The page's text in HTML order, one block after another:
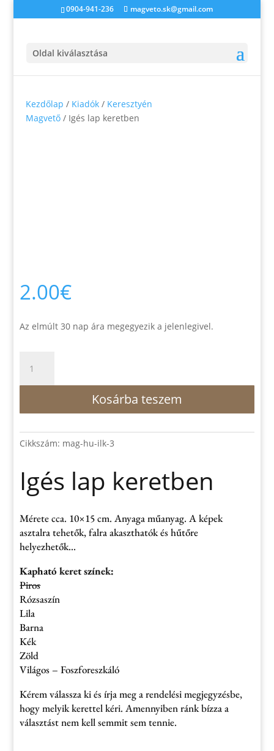
0904-941-236 magveto.sk@gmail.com
Oldal kiválasztása
Kezdőlap / Kiadók / Keresztyén
Magvető / Igés lap keretben
2.00€
Az elmúlt 30 nap ára megegyezik a jelenlegivel.
lap
keretben
Kosárba teszem
Cikkszám: mag-hu-ilk-3
Igés lap keretben
Mérete cca. 10×15 cm. Anyaga műanyag. A képek
asztalra tehetők, falra akaszthatók és hűtőre
helyezhetők…
Kapható keret színek:
Piros
Rózsaszín
Lila
Barna
Kék
Zöld
Világos – Foszforeszkáló
Kérem válassza ki és írja meg a rendelési megjegyzésbe,
hogy melyik kerettel kéri. Amennyiben ránk bízza a
választást nem kell semmit sem tennie.